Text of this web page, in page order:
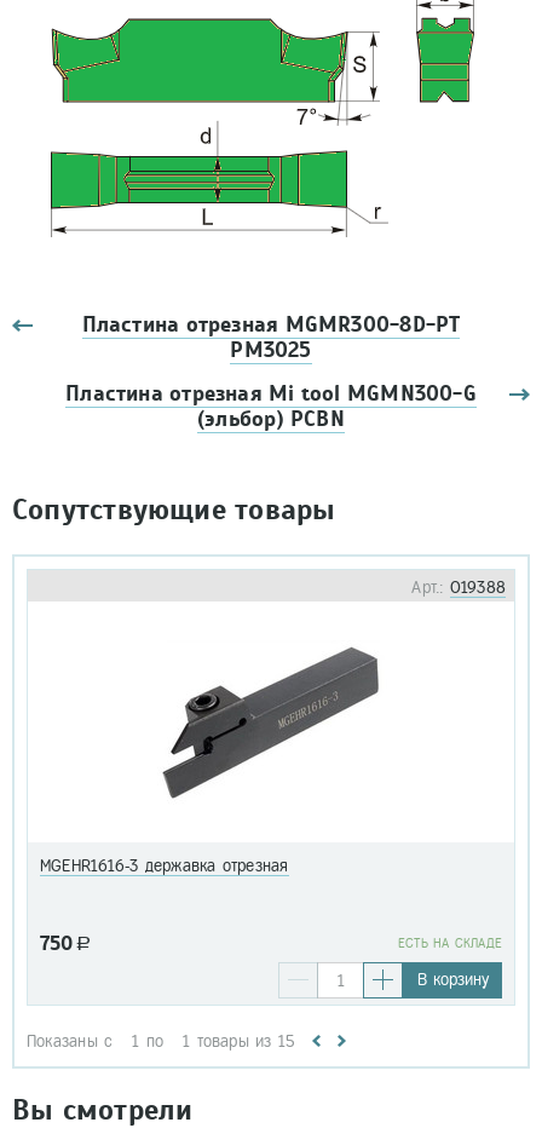
Пластина отрезная MGMR300-8D-PT
PM3025
Пластина отрезная Mi tool MGMN300-G
(эльбор) PCBN
Сопутствующие товары
Арт.: 019388
MGEHR1616-3 державка отрезная
750 a EСТЬ НА СКЛАДЕ
В корзину
Показаны с 1 по 1 товары из 15
Вы смотрели